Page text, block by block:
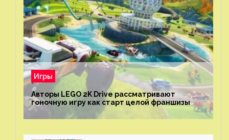
Игры
Авторы LEGO 2K Drive рассматривают
гоночную игру как старт целой франшизы